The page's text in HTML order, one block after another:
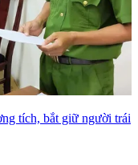
tích, bắt giữ người trái